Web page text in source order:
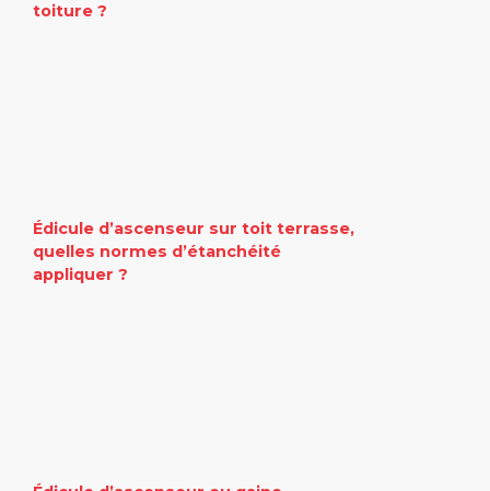
toiture ?
Édicule d’ascenseur sur toit terrasse,
quelles normes d’étanchéité
appliquer ?